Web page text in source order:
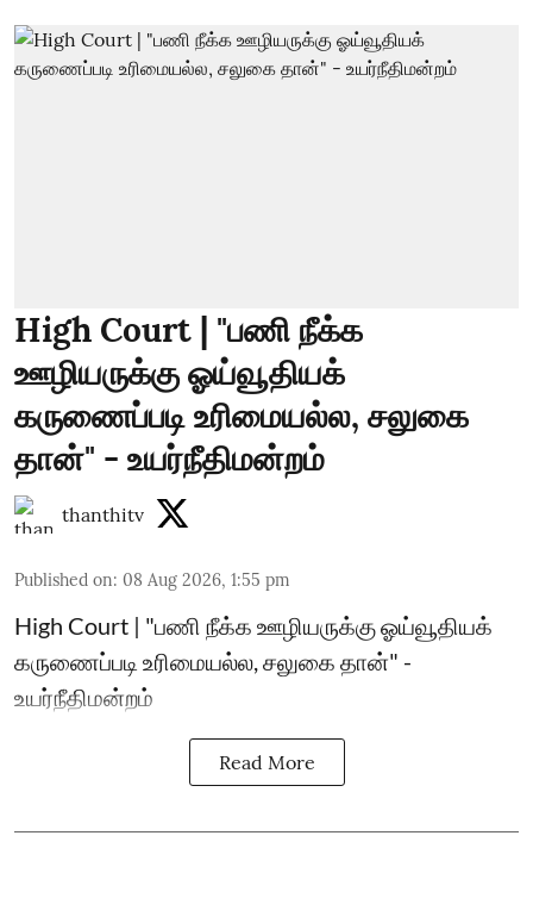
High Court | "பணி நீக்க
ஊழியருக்கு ஓய்வூதியக்
கருணைப்படி உரிமையல்ல, சலுகை
தான்" - உயர்நீதிமன்றம்
thanthitv
Published on: 08 Aug 2026, 1:55 pm
High Court | "பணி நீக்க ஊழியருக்கு ஓய்வூதியக்
கருணைப்படி உரிமையல்ல, சலுகை தான்" -
உயர்நீதிமன்றம்
Read More